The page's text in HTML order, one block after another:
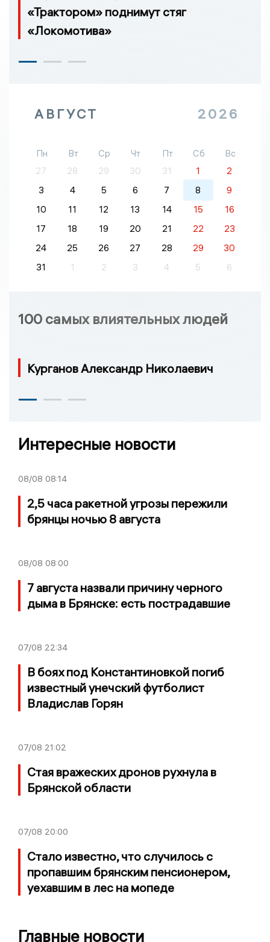
«Трактором» поднимут стяг
«Локомотива»
АВГУСТ 2026
Пн Вт Ср Чт Пт Сб
Вс
27
28 29 30 31 1
2
3
4 5 6 7 8
9
10
11 12 13 14 15
16
17
18 19 20 21 22
23
24
25 26 27 28 29
30
31
1 2 3 4 5 6
100 самых влиятельных людей
Курганов Александр Николаевич
Интересные новости
08/08 08:14
2,5 часа ракетной угрозы пережили
брянцы ночью 8 августа
08/08 08:00
7 августа назвали причину черного
дыма в Брянске: есть пострадавшие
07/08 22:34
В боях под Константиновкой погиб
известный унечский футболист
Владислав Горян
07/08 21:02
Стая вражеских дронов рухнула в
Брянской области
07/08 20:00
Стало известно, что случилось с
пропавшим брянским пенсионером,
уехавшим в лес на мопеде
Главные новости